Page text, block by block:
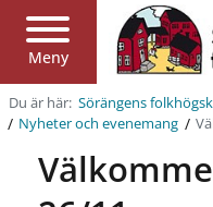
Meny
Region
Jönköpings
län
Du är här: Sörängens
/ Nyheter och evenemang /